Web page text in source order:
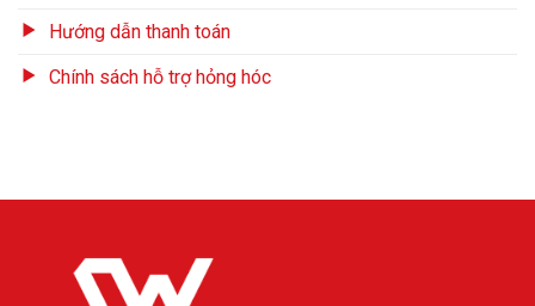
Hướng dẫn thanh toán
Chính sách hỗ trợ hỏng hóc